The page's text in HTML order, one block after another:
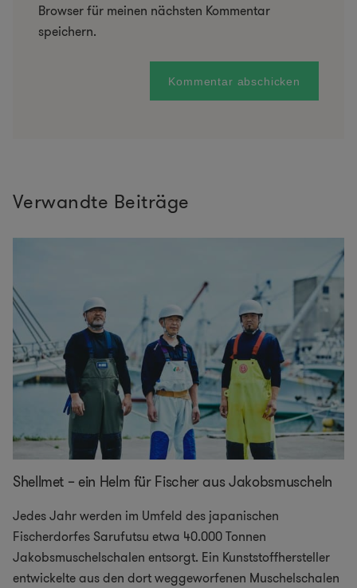
Browser für meinen nächsten Kommentar
speichern.
Verwandte Beiträge
Shellmet – ein Helm für Fischer aus Jakobsmuscheln
Jedes Jahr werden im Umfeld des japanischen
Fischerdorfes Sarufutsu etwa 40.000 Tonnen
Jakobsmuschelschalen entsorgt. Ein Kunststoffhersteller
entwickelte aus den dort weggeworfenen Muschelschalen